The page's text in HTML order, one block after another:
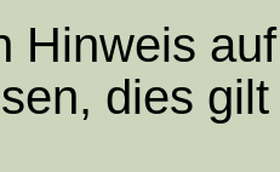
Hinweis
dies